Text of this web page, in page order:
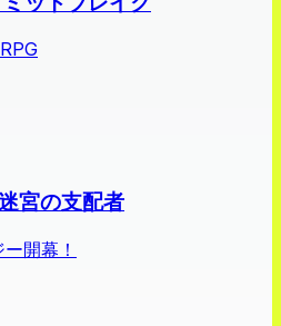
宮の支配者
開幕！